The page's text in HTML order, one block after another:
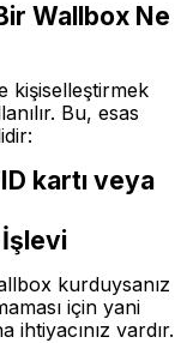
Wallbox Ne
kişiselleştirmek
Bu, esas
kartı veya
İşlevi
kurduysanız
için yani
ihtiyacınız vardır.